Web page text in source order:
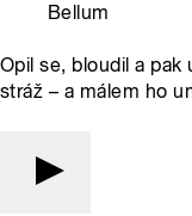
Bellum
Opil se, bloudil a pak
stráž – a málem ho